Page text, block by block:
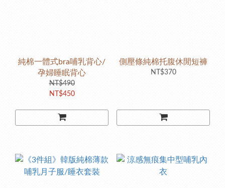
純棉一體式bra哺乳背心/
孕婦睡眠背心
NT$490
NT$450
側壓條純棉托腹休閒短褲
NT$370